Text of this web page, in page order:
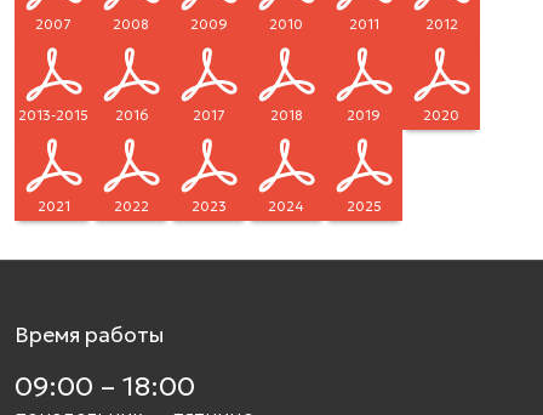
2007 2008 2009 2010 2011 2012
2013-2015 2016 2017 2018 2019 2020
2021 2022 2023 2024 2025
Время работы
09:00 – 18:00